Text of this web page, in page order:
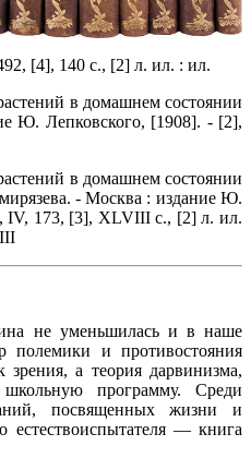
[4], 140 с., [2] л. ил. : ил.
в домашнем состоянии
Ю. Лепковского, [1908]. - [2],
в домашнем состоянии
- Москва : издание Ю.
IV, 173, [3], XLVIII с., [2] л. ил.
не уменьшилась и в наше
полемики и противостояния
зрения, а теория дарвинизма,
программу. Среди
посвященных жизни и
естествоиспытателя — книга